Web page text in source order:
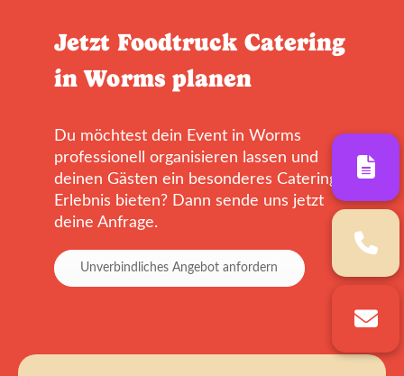
Jetzt Foodtruck Catering
in Worms planen
Du möchtest dein Event in Worms
professionell organisieren lassen und
deinen Gästen ein besonderes Catering-
Erlebnis bieten? Dann sende uns jetzt
deine Anfrage.
Unverbindliches Angebot anfordern